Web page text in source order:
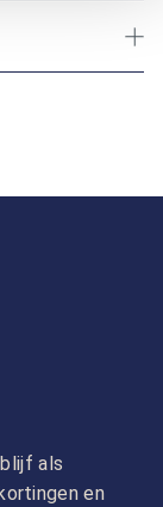
als
en